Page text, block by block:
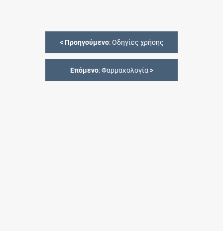
< Προηγούμενο: Οδηγίες χρήσης
Επόμενο: Φαρμακολογία>